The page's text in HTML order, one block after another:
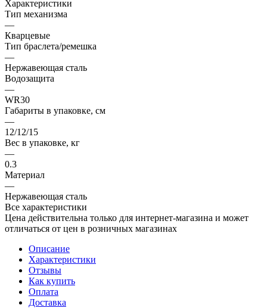
Характеристики
Тип механизма
—
Кварцевые
Тип браслета/ремешка
—
Нержавеющая сталь
Водозащита
—
WR30
Габариты в упаковке, см
—
12/12/15
Вес в упаковке, кг
—
0.3
Материал
—
Нержавеющая сталь
Все характеристики
Цена действительна только для интернет-магазина и может
отличаться от цен в розничных магазинах
Описание
Характеристики
Отзывы
Как купить
Оплата
Доставка